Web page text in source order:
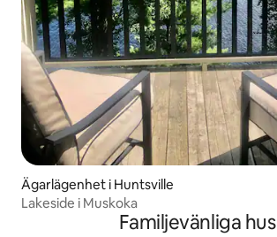
Ägarlägenhet i Huntsville
Lakeside i Muskoka
Familjevänliga hus